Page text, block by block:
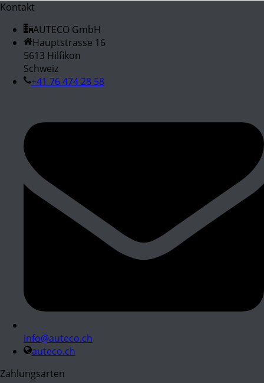
Kontakt
AUTECO GmbH
Hauptstrasse 16
5613 Hilfikon
Schweiz
+41 76 474 28 58
info@auteco.ch
auteco.ch
Zahlungsarten